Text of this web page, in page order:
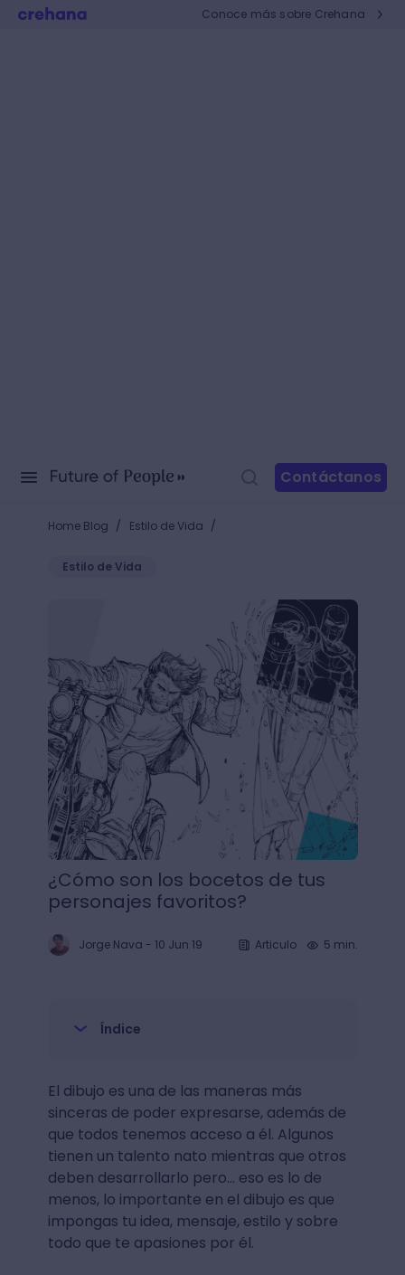
Conoce más sobre Crehana
Contáctanos
Home Blog / Estilo de Vida /
Estilo de Vida
¿Cómo son los bocetos de tus personajes
¿Cómo son los bocetos de tus
personajes favoritos?
Jorge Nava - 10 Jun 19 Articulo 5 min.
Índice
El dibujo es una de las maneras más
sinceras de poder expresarse, además de
que todos tenemos acceso a él. Algunos
tienen un talento nato mientras que otros
deben desarrollarlo pero… eso es lo de
menos, lo importante en el dibujo es que
impongas tu idea, mensaje, estilo y sobre
todo que te apasiones por él.